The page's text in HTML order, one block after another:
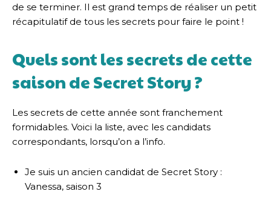
de se terminer. Il est grand temps de réaliser un petit
récapitulatif de tous les secrets pour faire le point !
Quels sont les secrets de cette
saison de Secret Story ?
Les secrets de cette année sont franchement
formidables. Voici la liste, avec les candidats
correspondants, lorsqu’on a l’info.
Je suis un ancien candidat de Secret Story :
Vanessa, saison 3